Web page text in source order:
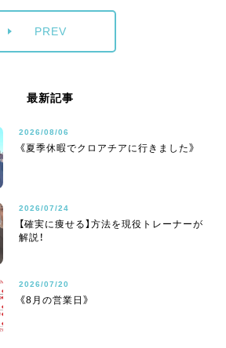
PREV
最新記事
2026/08/06
《夏季休暇でクロアチアに行きました》
2026/07/24
【確実に痩せる】方法を現役トレーナーが
解説！
2026/07/20
《8月の営業日》